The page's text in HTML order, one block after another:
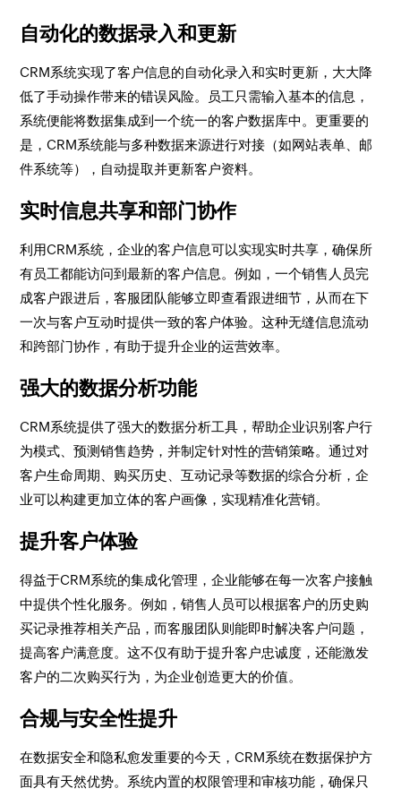
自动化的数据录入和更新
CRM系统实现了客户信息的自动化录入和实时更新，大大降
低了手动操作带来的错误风险。员工只需输入基本的信息，
系统便能将数据集成到一个统一的客户数据库中。更重要的
是，CRM系统能与多种数据来源进行对接（如网站表单、邮
件系统等），自动提取并更新客户资料。
实时信息共享和部门协作
利用CRM系统，企业的客户信息可以实现实时共享，确保所
有员工都能访问到最新的客户信息。例如，一个销售人员完
成客户跟进后，客服团队能够立即查看跟进细节，从而在下
一次与客户互动时提供一致的客户体验。这种无缝信息流动
和跨部门协作，有助于提升企业的运营效率。
强大的数据分析功能
CRM系统提供了强大的数据分析工具，帮助企业识别客户行
为模式、预测销售趋势，并制定针对性的营销策略。通过对
客户生命周期、购买历史、互动记录等数据的综合分析，企
业可以构建更加立体的客户画像，实现精准化营销。
提升客户体验
得益于CRM系统的集成化管理，企业能够在每一次客户接触
中提供个性化服务。例如，销售人员可以根据客户的历史购
买记录推荐相关产品，而客服团队则能即时解决客户问题，
提高客户满意度。这不仅有助于提升客户忠诚度，还能激发
客户的二次购买行为，为企业创造更大的价值。
合规与安全性提升
在数据安全和隐私愈发重要的今天，CRM系统在数据保护方
面具有天然优势。系统内置的权限管理和审核功能，确保只